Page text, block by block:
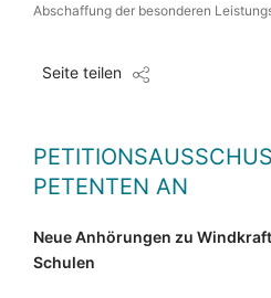
Abschaffung der besonderen
Seite teilen
PETENTEN AN
Neue Anhörungen zu
Schulen